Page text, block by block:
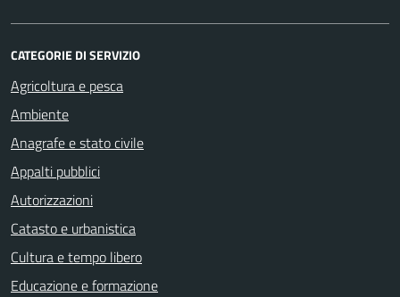
CATEGORIE DI SERVIZIO
Agricoltura e pesca
Ambiente
Anagrafe e stato civile
Appalti pubblici
Autorizzazioni
Catasto e urbanistica
Cultura e tempo libero
Educazione e formazione